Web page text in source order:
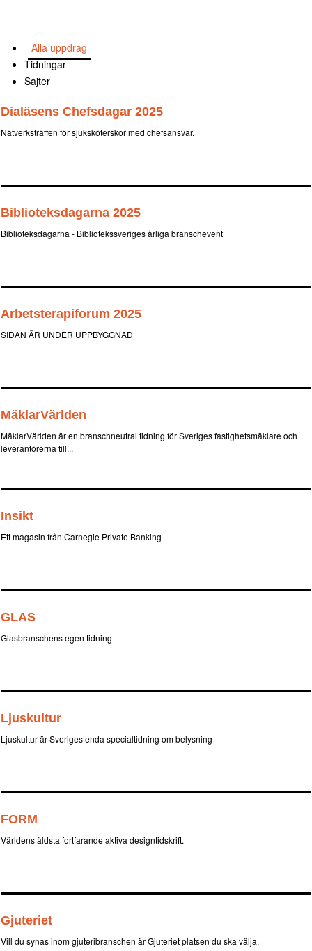
Alla uppdrag
Tidningar
Sajter
Dialäsens Chefsdagar 2025
Nätverksträffen för sjuksköterskor med chefsansvar.
Biblioteksdagarna 2025
Biblioteksdagarna - Bibliotekssveriges årliga branschevent
Arbetsterapiforum 2025
SIDAN ÄR UNDER UPPBYGGNAD
MäklarVärlden
MäklarVärlden är en branschneutral tidning för Sveriges fastighetsmäklare och
leverantörerna till...
Insikt
Ett magasin från Carnegie Private Banking
GLAS
Glasbranschens egen tidning
Ljuskultur
Ljuskultur är Sveriges enda specialtidning om belysning
FORM
Världens äldsta fortfarande aktiva designtidskrift.
Gjuteriet
Vill du synas inom gjuteribranschen är Gjuteriet platsen du ska välja.